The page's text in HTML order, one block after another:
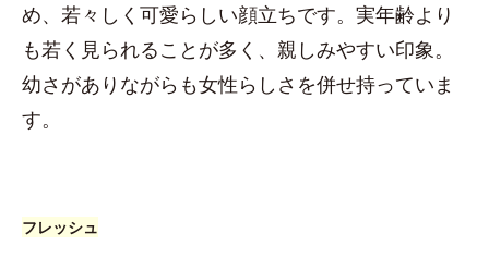
め、若々しく可愛らしい顔立ちです。実年齢より
も若く見られることが多く、親しみやすい印象。
幼さがありながらも女性らしさを併せ持っていま
す。
フレッシュ